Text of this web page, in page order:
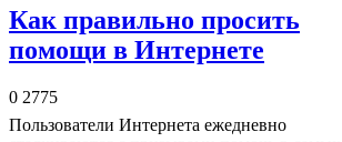
Как правильно просить
помощи в Интернете
0 2775
Пользователи Интернета ежедневно